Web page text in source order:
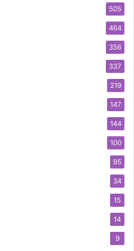
505
464
356
337
219
147
144
100
95
34
15
14
9